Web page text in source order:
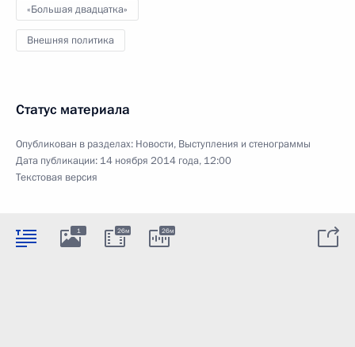
«Большая двадцатка»
Внешняя политика
Статус материала
Опубликован в разделах: Новости, Выступления и стенограммы
Дата публикации: 14 ноября 2014 года, 12:00
Текстовая версия
1 26м 26м